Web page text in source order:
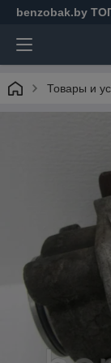
benzobak.by
Товары и